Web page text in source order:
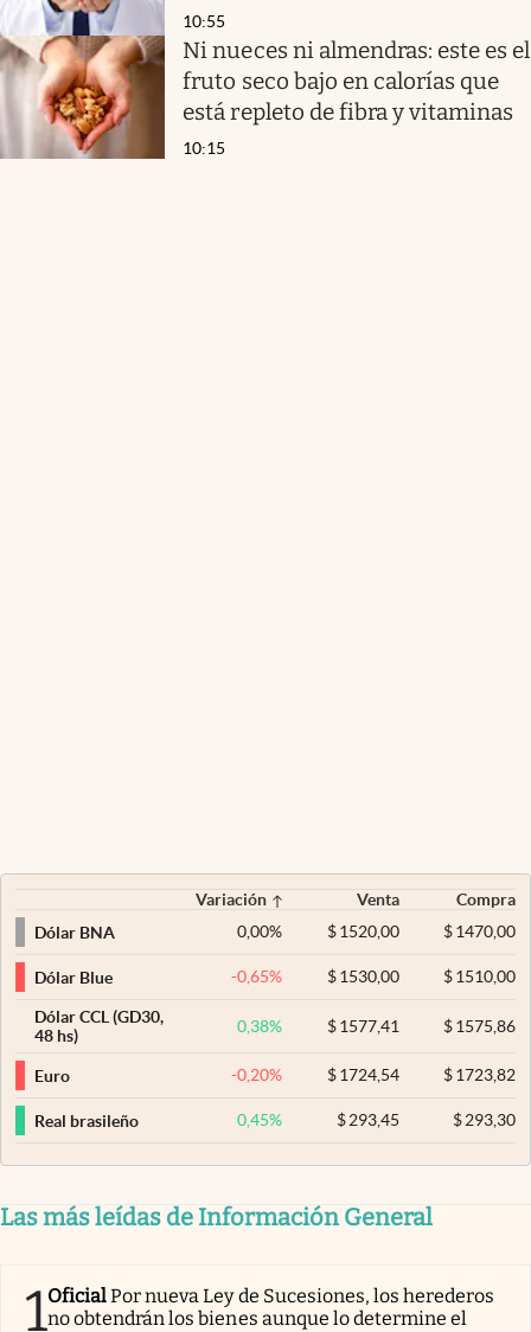
10:55
Ni nueces ni almendras: este es el
fruto seco bajo en calorías que
está repleto de fibra y vitaminas
10:15
Variación Venta
Compra
Dólar BNA
0,00% $ 1520,00 $1470,00
Dólar Blue -0,65% $ 1530,00 $1510,00
Dólar CCL (GD30,
48 hs)
0,38% $ 1577,41 $1575,86
Euro -0,20% $ 1724,54 $1723,82
Real brasileño 0,45% $293,45 $293,30
Las más leídas de Información General
1OficialPor nueva Ley de Sucesiones, los herederos
no obtendrán los bienes aunque lo determine el